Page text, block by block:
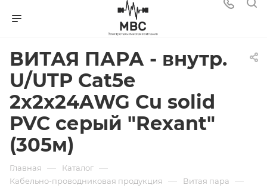
ВИТАЯ ПАРА - внутр.
U/UTP Cat5e
2x2x24AWG Cu solid
PVC серый "Rexant"
(305м)
Главная — Каталог —
Кабельно-проводниковая продукция — Витая пара —